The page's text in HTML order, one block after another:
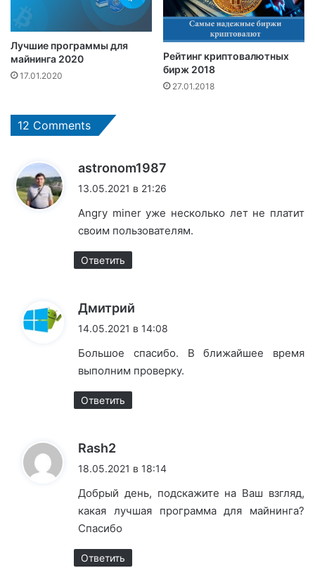
Лучшие программы для
майнинга 2020
17.01.2020
Рейтинг криптовалютных
бирж 2018
27.01.2018
12 Comments
astronom1987
13.05.2021 в 21:26
Angry miner уже несколько лет не платит
своим пользователям.
Ответить
Дмитрий
14.05.2021 в 14:08
Большое спасибо. В ближайшее время
выполним проверку.
Ответить
Rash2
18.05.2021 в 18:14
Добрый день, подскажите на Ваш взгляд,
какая лучшая программа для майнинга?
Спасибо
Ответить